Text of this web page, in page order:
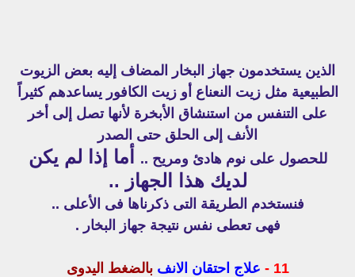
الذين يستخدمون جهاز البخار المضاف إليه بعض الزيوت
الطبيعية مثل زيت النعناع أو زيت الكافور يساعدهم كثيراً
على التنفس من استنشاق الأبخرة لأنها تصل إلى أخر
الأنف إلى الحلق حتى الصدر
للحصول على نوم هادئ ومريح ..
أما إذا لم يكن
لديك هذا الجهاز ..
فنستخدم الطريقة التى ذكرناها فى الأعلى ..
فهى تعطى نفس نتيجة جهاز البخار .
11 - علاج احتقان الانف بالضغط اليدوى